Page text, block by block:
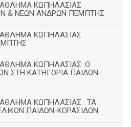
ΚΩΠΗΛΑΣΙΑΣ
& ΝΕΩΝ ΑΝΔΡΩΝ ΠΕΜΠΤΗΣ
ΚΩΠΗΛΑΣΙΑΣ
ΚΩΠΗΛΑΣΙΑΣ: Ο
ΣΤΗ ΚΑΤΗΓΟΡΙΑ ΠΑΙΔΩΝ-
ΚΩΠΗΛΑΣΙΑΣ : ΤΑ
ΠΑΙΔΩΝ-ΚΟΡΑΣΙΔΩΝ